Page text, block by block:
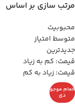
مرتب سازی بر اساس
محبوبیت
متوسط امتیاز
جدیدترین
قیمت: کم به زیاد
قیمت: زیاد به کم
اتمام موجو
دی